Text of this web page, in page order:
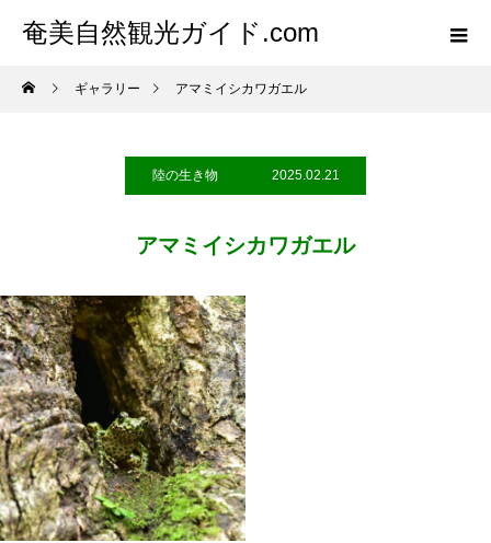
奄美自然観光ガイド.com
ギャラリー アマミイシカワガエル
陸の生き物 2025.02.21
アマミイシカワガエル